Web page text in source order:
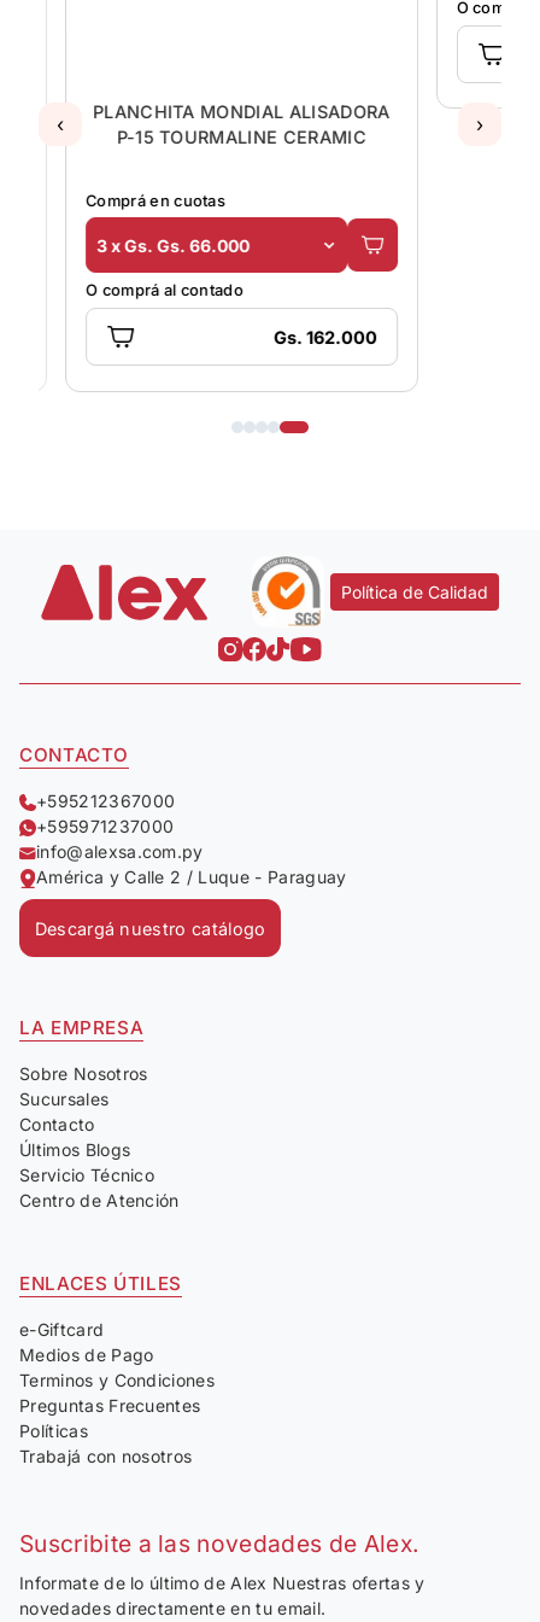
PLANCHITA MONDIAL ALISADORA
P-15 TOURMALINE CERAMIC
Comprá en cuotas
3 x Gs. Gs. 66.000
O comprá al contado
Gs. 162.000
O comprá
‹ ›
Política de Calidad
CONTACTO
+595212367000
+595971237000
info@alexsa.com.py
América y Calle 2 / Luque - Paraguay
Descargá nuestro catálogo
LA EMPRESA
Sobre Nosotros
Sucursales
Contacto
Últimos Blogs
Servicio Técnico
Centro de Atención
ENLACES ÚTILES
e-Giftcard
Medios de Pago
Terminos y Condiciones
Preguntas Frecuentes
Políticas
Trabajá con nosotros
Suscribite a las novedades de Alex.
Informate de lo último de Alex Nuestras ofertas y
novedades directamente en tu email.